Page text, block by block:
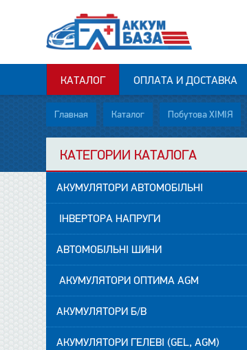
КАТАЛОГ ОПЛАТА И ДОСТАВКА
Главная Каталог Побутова ХІМІЯ
КАТЕГОРИИ КАТАЛОГА
АКУМУЛЯТОРИ АВТОМОБІЛЬНІ
ІНВЕРТОРА НАПРУГИ
АВТОМОБІЛЬНІ ШИНИ
АКУМУЛЯТОРИ ОПТИМА AGM
АКУМУЛЯТОРИ Б/В
АКУМУЛЯТОРИ ГЕЛЕВІ (GEL, AGM)